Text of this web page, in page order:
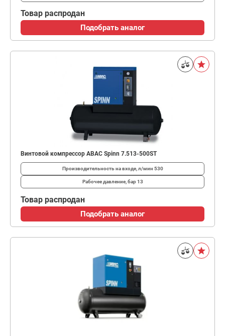
Товар распродан
Подобрать аналог
Винтовой компрессор ABAC Spinn 7.513-500ST
Производительность на входе, л/мин 530
Рабочее давление, бар13
Товар распродан
Подобрать аналог